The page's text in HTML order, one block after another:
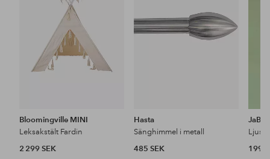
Bloomingville MINI
Leksakstält Fardin
2 299 SEK
Hasta
Sänghimmel i metall
485 SEK
199